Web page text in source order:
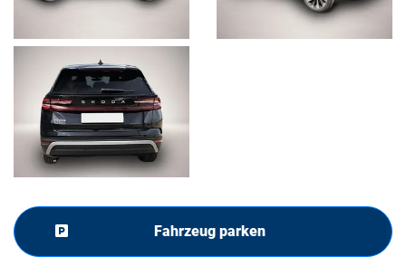
Fahrzeug parken